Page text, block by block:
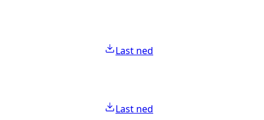
Last ned
Last ned